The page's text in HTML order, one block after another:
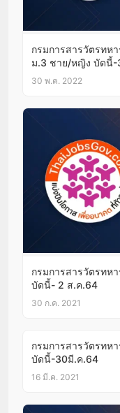
กรมการสารวัตรทห
ม.3 ชาย/หญิง บัดนี้-
30 พ.ค. 2022
กรมการสารวัตรทห
บัดนี้- 2 ส.ค.64
30 ก.ค. 2021
กรมการสารวัตรทห
บัดนี้-30มี.ค.64
16 มี.ค. 2021